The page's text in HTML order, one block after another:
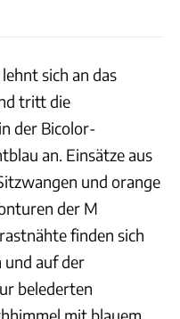
sich an das
tritt die
der Bicolor-
an. Einsätze aus
und orange
der M
finden sich
und auf der
belederten
mit blauem